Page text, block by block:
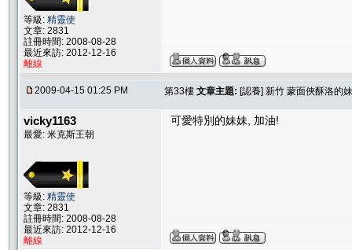
等級: 精靈使
文章: 2831
註冊時間: 2008-08-28
最近來訪: 2012-12-16
離線
2009-04-15 01:25 PM 第33樓 文章主題: [認養] 新竹 蒙面俠酥洛的
vicky1163
最愛: 米克斯王朝
等級: 精靈使
文章: 2831
註冊時間: 2008-08-28
最近來訪: 2012-12-16
離線
可愛特別的妹妹, 加油!